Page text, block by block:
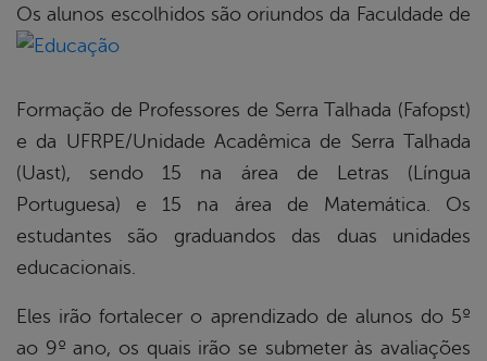
Os alunos escolhidos são oriundos da Faculdade de
Formação de Professores de Serra Talhada (Fafopst)
e da UFRPE/Unidade Acadêmica de Serra Talhada
(Uast), sendo 15 na área de Letras (Língua
Portuguesa) e 15 na área de Matemática. Os
estudantes são graduandos das duas unidades
educacionais.
Eles irão fortalecer o aprendizado de alunos do 5º
ao 9º ano, os quais irão se submeter às avaliações